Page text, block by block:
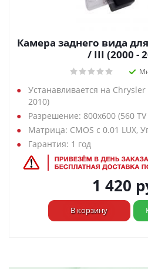
Камера заднего вида
/ III (2000 -
Устанавливается на
2010)
Разрешение: 800х600 (560
Матрица: CMOS с 0.01 LUX,
Гарантия: 1 год
1 420
В корзину